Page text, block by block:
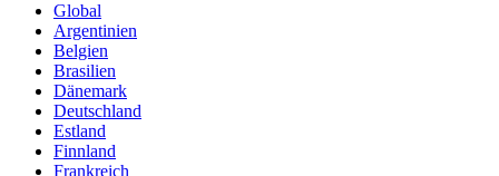
Global
Argentinien
Belgien
Brasilien
Dänemark
Deutschland
Estland
Finnland
Frankreich